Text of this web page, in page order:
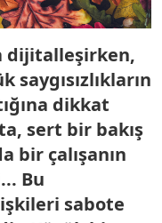
dijitalleşirken,
saygısızlıkların
dikkat
sert bir bakış
bir çalışanın
Bu
sabote